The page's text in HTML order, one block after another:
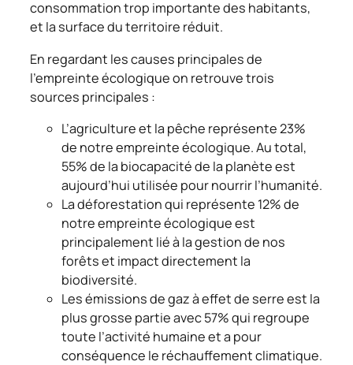
consommation trop importante des habitants,
et la surface du territoire réduit.
En regardant les causes principales de
l’empreinte écologique on retrouve trois
sources principales :
L’agriculture et la pêche représente 23%
de notre empreinte écologique. Au total,
55% de la biocapacité de la planète est
aujourd’hui utilisée pour nourrir l’humanité.
La déforestation qui représente 12% de
notre empreinte écologique est
principalement lié à la gestion de nos
forêts et impact directement la
biodiversité.
Les émissions de gaz à effet de serre est la
plus grosse partie avec 57% qui regroupe
toute l’activité humaine et a pour
conséquence le réchauffement climatique.